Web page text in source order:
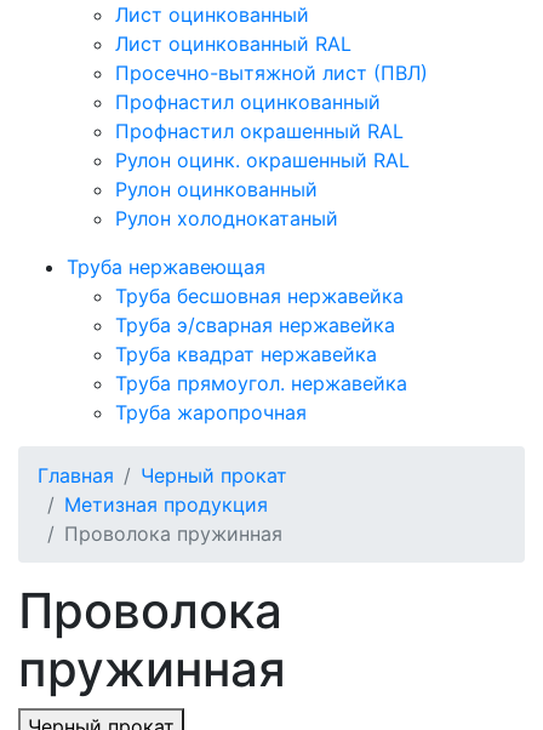
Лист оцинкованный
Лист оцинкованный RAL
Просечно-вытяжной лист (ПВЛ)
Профнастил оцинкованный
Профнастил окрашенный RAL
Рулон оцинк. окрашенный RAL
Рулон оцинкованный
Рулон холоднокатаный
Труба нержавеющая
Труба бесшовная нержавейка
Труба э/сварная нержавейка
Труба квадрат нержавейка
Труба прямоугол. нержавейка
Труба жаропрочная
Главная
Черный прокат
Метизная продукция
Проволока пружинная
Проволока
пружинная